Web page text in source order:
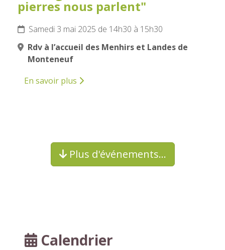
pierres nous parlent"
Samedi 3 mai 2025 de 14h30 à 15h30
Rdv à l’accueil des Menhirs et Landes de
Monteneuf
En savoir plus
Plus d'événements…
Calendrier